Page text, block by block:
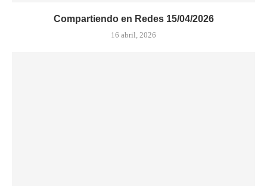
Compartiendo en Redes 15/04/2026
16 abril, 2026